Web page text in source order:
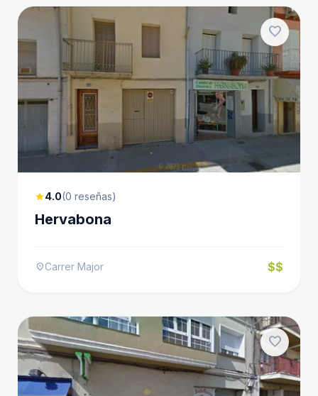
favorite
star4.0(0 reseñas)
Hervabona
location_onCarrer Major $$
favorite